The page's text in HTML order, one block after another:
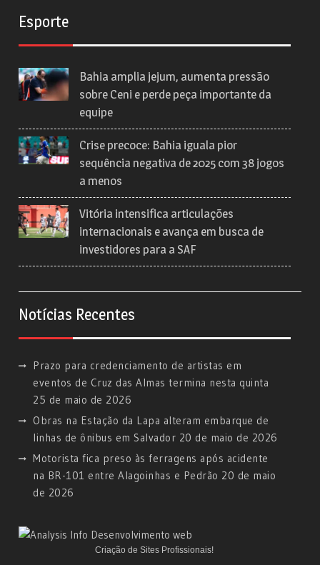
Esporte
Bahia amplia jejum, aumenta pressão
sobre Ceni e perde peça importante da
equipe
Crise precoce: Bahia iguala pior
sequência negativa de 2025 com 38 jogos
a menos
Vitória intensifica articulações
internacionais e avança em busca de
investidores para a SAF
Notícias Recentes
Prazo para credenciamento de artistas em
eventos de Cruz das Almas termina nesta quinta
25 de maio de 2026
Obras na Estação da Lapa alteram embarque de
linhas de ônibus em Salvador 20 de maio de 2026
Motorista fica preso às ferragens após acidente
na BR-101 entre Alagoinhas e Pedrão 20 de maio
de 2026
Criação de Sites Profissionais!